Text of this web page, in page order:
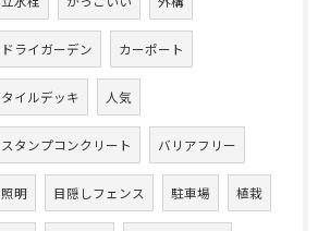
ドライガーデン カーポート
タイルデッキ 人気
スタンプコンクリート バリアフリー
照明 目隠しフェンス 駐車場 植栽